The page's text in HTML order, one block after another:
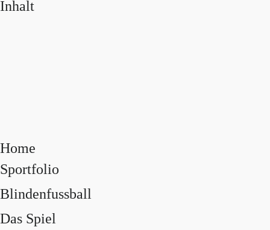
Inhalt
Home
Sportfolio
Blindenfussball
Das Spiel